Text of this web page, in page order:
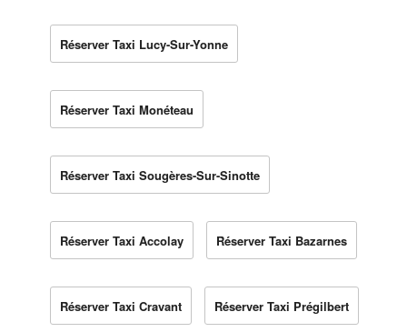
Réserver Taxi Lucy-Sur-Yonne
Réserver Taxi Monéteau
Réserver Taxi Sougères-Sur-Sinotte
Réserver Taxi Accolay Réserver Taxi Bazarnes
Réserver Taxi Cravant Réserver Taxi Prégilbert